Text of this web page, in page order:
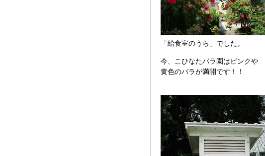
「給食室のうら」でした。
今、こひなたバラ園はピンクや
黄色のバラが満開です！！